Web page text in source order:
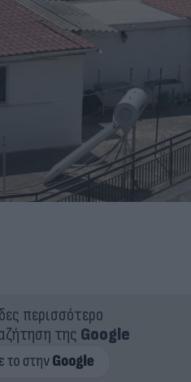
περισσότερο
της Google